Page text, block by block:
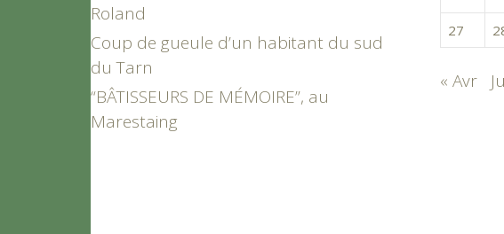
Roland
Coup de gueule d’un habitant du sud
du Tarn
“BÂTISSEURS DE MÉMOIRE”, au
Marestaing
27
« Avr